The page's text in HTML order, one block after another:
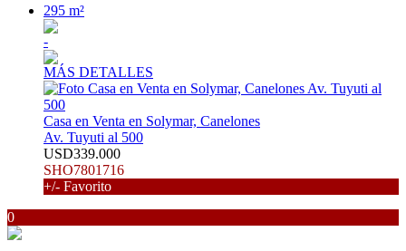
295 m²
-
MÁS DETALLES
Casa en Venta en Solymar, Canelones
Av. Tuyuti al 500
USD339.000
SHO7801716
+/- Favorito
0